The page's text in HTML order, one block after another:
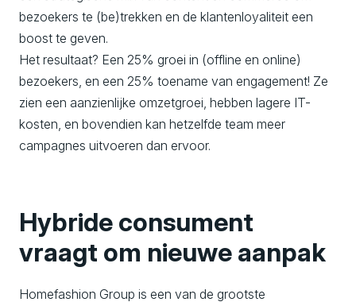
bezoekers te (be)trekken en de klantenloyaliteit een
boost te geven.
Het resultaat? Een 25% groei in (offline en online)
bezoekers, en een 25% toename van engagement! Ze
zien een aanzienlijke omzetgroei, hebben lagere IT-
kosten, en bovendien kan hetzelfde team meer
campagnes uitvoeren dan ervoor.
Hybride consument
vraagt om nieuwe aanpak
Homefashion Group is een van de grootste